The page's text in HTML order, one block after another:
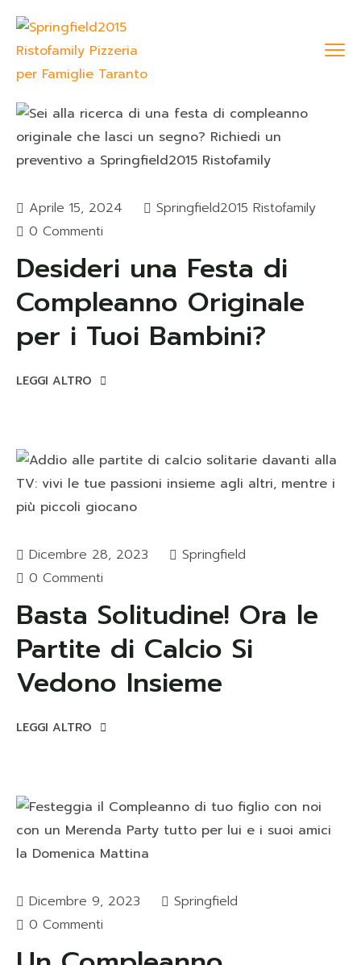
Aprile 15, 2024
Springfield2015 Ristofamily
0 Commenti
Desideri una Festa di
Compleanno Originale
per i Tuoi Bambini?
LEGGI ALTRO
Dicembre 28, 2023
Springfield
0 Commenti
Basta Solitudine! Ora le
Partite di Calcio Si
Vedono Insieme
LEGGI ALTRO
Dicembre 9, 2023
Springfield
0 Commenti